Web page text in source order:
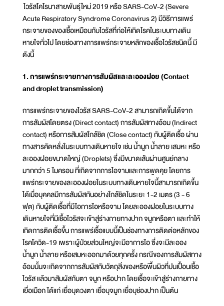
ไวรัสโคโรนาสายพันธุ์ใหม่ 2019 หรือ SARS-CoV-2 (Severe
Acute Respiratory Syndrome Coronavirus 2) มีวิธีการแพร่
กระจายของของเชื้อเหมือนกับไวรัสที่ก่อให้เกิดโรคในระบบทางเดิน
หายใจทั่วไป โดยช่องทางการแพร่กระจายหลักของเชื้อไวรัสชนิดนี้ มี
ดังนี้
1. การแพร่กระจายทางการสัมผัสและละอองฝอย (Contact
and droplet transmission)
การแพร่กระจายของไวรัส SARS-CoV-2 สามารถเกิดขึ้นได้จาก
การสัมผัสโดยตรง (Direct contact) การสัมผัสทางอ้อม (Indirect
contact) หรือการสัมผัสใกล้ชิด (Close contact) กับผู้ติดเชื้อ ผ่าน
ทางสารคัดหลั่งในระบบทางเดินหายใจ เช่น น้ำมูก น้ำลาย เสมหะ หรือ
ละอองฝอยขนาดใหญ่ (Droplets) ซึ่งมีขนาดเส้นผ่านศูนย์กลาง
มากกว่า 5 ไมครอน ที่เกิดจากการไอจามและการพูดคุย โดยการ
แพร่กระจายของละอองฝอยในระบบทางเดินหายใจนี้สามารถเกิดขึ้น
ได้เมื่อบุคคลมีการสัมผัสกันอย่างใกล้ชิดในระยะ 1-2 เมตร (3 - 6
ฟุต) กับผู้ติดเชื้อที่มีไอการไอหรือจาม โดยละอองฝอยในระบบทาง
เดินหายใจที่มีเชื้อไวรัสจะเข้าสู่ร่างกายทางปาก จมูกหรือตา และทำให้
เกิดการติดเชื้อขึ้น การแพร่เชื้อแบบนี้เป็นช่องทางการติดต่อหลักของ
โรคโควิด-19 เพราะผู้ป่วยส่วนใหญ่จะมีอาการไอ ซึ่งจะมีละออง
น้ำมูก น้ำลาย หรือเสมหะออกมาด้วยทุกครั้ง กรณีของการสัมผัสทาง
อ้อมนั้นจะเกิดจากการสัมผัสกับวัตถุสิ่งของหรือพื้นผิวที่ปนเปื้อนเชื้อ
ไวรัส แล้วมาสัมผัสกับตา จมูก หรือปาก โดยเชื้อจะเข้าสู่ร่างกายทาง
เยื่อเมือก ได้แก่ เยื่อบุดวงตา เยื่อบุจมูก เยื่อบุช่องปาก เป็นต้น